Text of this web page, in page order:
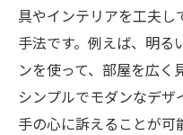
具やインテリアを工夫し
手法です。例えば、明る
ンを使って、部屋を広く
シンプルでモダンなデ
手の心に訴えることが可